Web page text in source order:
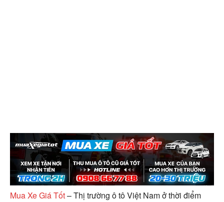
Mua Xe Giá Tốt– Thị trường ô tô Việt Nam ở thời điểm